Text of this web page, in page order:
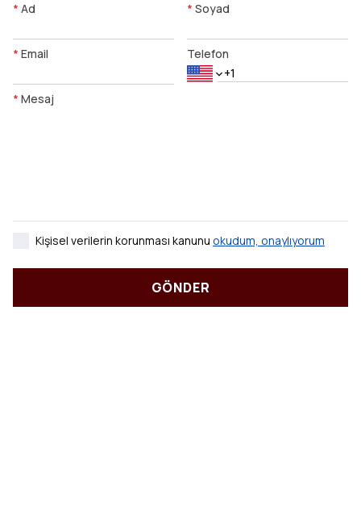
* Ad * Soyad
* Email Telefon
* Mesaj
Kişisel verilerin korunması kanunu okudum, onaylıyorum
GÖNDER